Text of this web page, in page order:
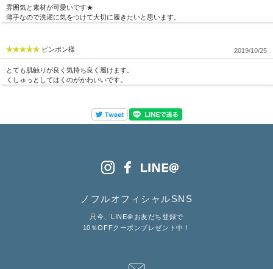
雰囲気と素材が可愛いです★
薄手なので洗濯に気をつけて大切に履きたいと思います。
ピンポン様 2019/10/25
とても肌触りが良く気持ち良く履けます。
くしゅっとしてはくのがかわいいです。
ノフルオフィシャルSNS
只今、LINE＠お友だち登録で
10％OFFクーポンプレゼント中！